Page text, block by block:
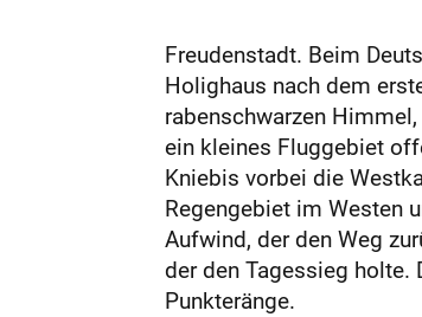
Freudenstadt. Beim
Holighaus nach dem
rabenschwarzen
ein kleines Fluggebiet
Kniebis vorbei die
Regengebiet im Westen
Aufwind, der den Weg
der den Tagessieg
Punkteränge.